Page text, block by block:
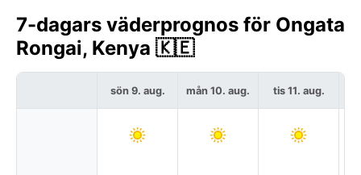
7-dagars väderprognos för Ongata
Rongai, Kenya 🇰🇪
sön 9. aug. mån 10. aug. tis 11. aug.